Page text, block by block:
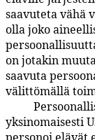
saavuteta vähä
olla joko
on jotakin
saavuta
välittömällä
yksinomaisesti